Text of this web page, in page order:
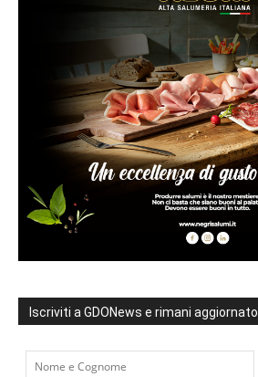
Iscriviti a GDONews e rimani aggiornato